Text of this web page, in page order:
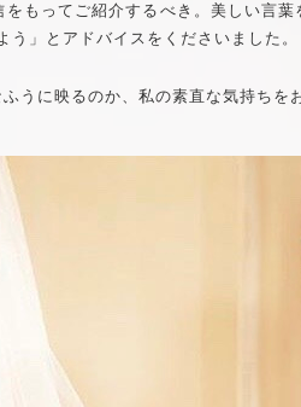
もってご紹介するべき。美しい言
」とアドバイスをくださいました。
うに映るのか、私の素直な気持ち